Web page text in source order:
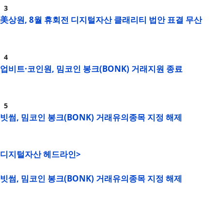
美상원, 8월 휴회전 디지털자산 클래리티 법안 표결 무산
업비트·코인원, 밈코인 봉크(BONK) 거래지원 종료
빗썸, 밈코인 봉크(BONK) 거래유의종목 지정 해제
디지털자산 헤드라인>
빗썸, 밈코인 봉크(BONK) 거래유의종목 지정 해제